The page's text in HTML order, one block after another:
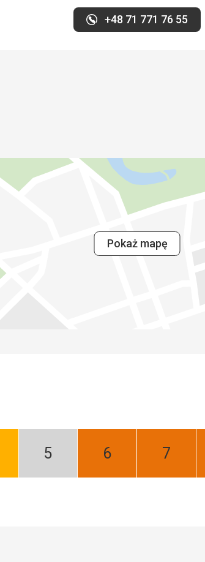
+48 71 771 76 55
Pokaż mapę
Maj:
Czerwiec:
Lipiec: